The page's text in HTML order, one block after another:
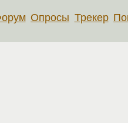
Опросы Трекер